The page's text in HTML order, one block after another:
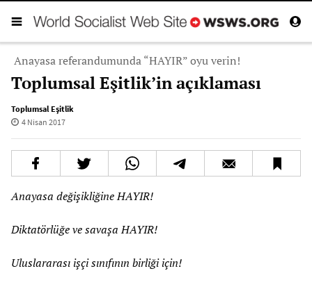
Anayasa referandumunda “HAYIR” oyu verin!
Toplumsal Eşitlik’in açıklaması
Toplumsal Eşitlik
4 Nisan 2017
Anayasa değişikliğine HAYIR!
Diktatörlüğe ve savaşa HAYIR!
Uluslararası işçi sınıfının birliği için!